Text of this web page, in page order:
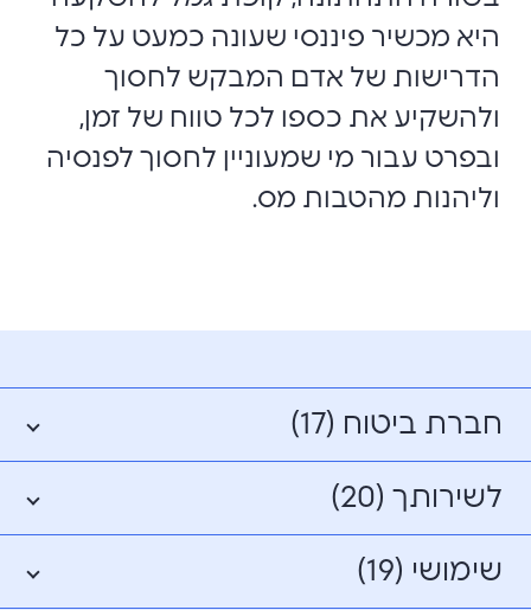
היא מכשיר פיננסי שעונה כמעט על כל
הדרישות של אדם המבקש לחסוך
ולהשקיע את כספו לכל טווח של זמן,
ובפרט עבור מי שמעוניין לחסוך לפנסיה
וליהנות מהטבות מס.
חברת ביטוח (17)
לשירותך (20)
שימושי (19)